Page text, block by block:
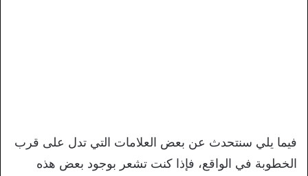
فيما يلي سنتحدث عن بعض العلامات التي تدل على قرب
الخطوبة في الواقع، فإذا كنت تشعر بوجود بعض هذه